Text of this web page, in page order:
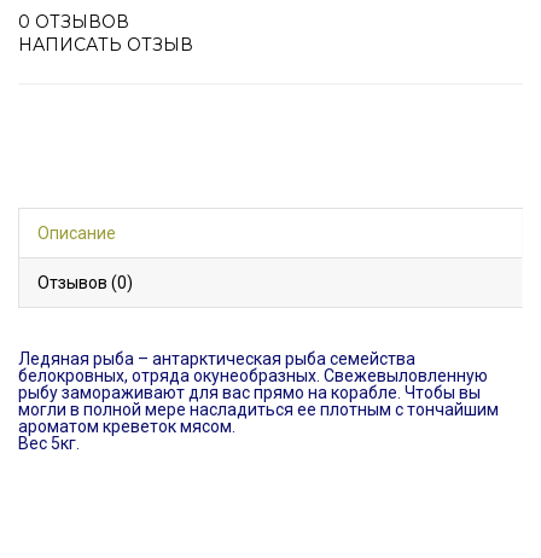
0 ОТЗЫВОВ
НАПИСАТЬ ОТЗЫВ
Описание
Отзывов (0)
Ледяная рыба – антарктическая рыба семейства
белокровных, отряда окунеобразных. Свежевыловленную
рыбу замораживают для вас прямо на корабле. Чтобы вы
могли в полной мере насладиться ее плотным с тончайшим
ароматом креветок мясом.
Вес 5кг.